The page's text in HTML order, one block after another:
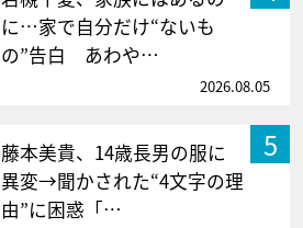
に…家で自分だけ“ないも
の”告白 あわや…
2026.08.05
5
藤本美貴、14歳長男の服に
異変→聞かされた“4文字の理
由”に困惑「…